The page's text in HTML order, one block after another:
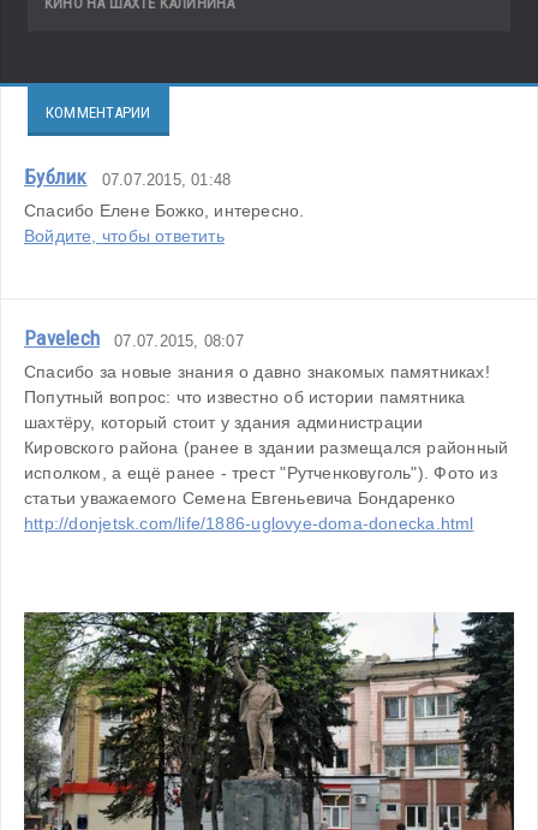
КОММЕНТАРИИ
Бублик 07.07.2015, 01:48
Спасибо Елене Божко, интересно.
Войдите, чтобы ответить
Pavelech 07.07.2015, 08:07
Спасибо за новые знания о давно знакомых памятниках!
Попутный вопрос: что известно об истории памятника
шахтёру, который стоит у здания администрации
Кировского района (ранее в здании размещался районный
исполком, а ещё ранее - трест "Рутченковуголь"). Фото из
статьи уважаемого Семена Евгеньевича Бондаренко
http://donjetsk.com/life/1886-uglovye-doma-donecka.html